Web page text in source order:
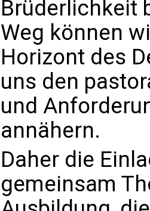
Brüderlichkeit
Weg können
Horizont des
uns den
und
annähern.
Daher die
gemeinsam